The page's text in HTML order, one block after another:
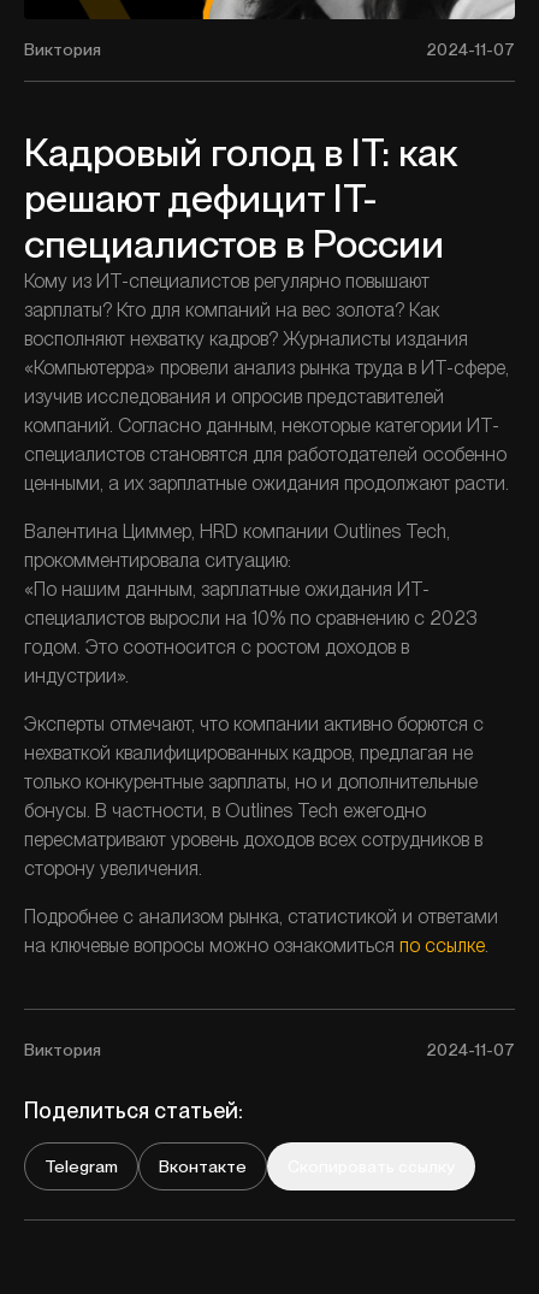
Виктория 2024-11-07
Кадровый голод в IT: как
решают дефицит IT-
специалистов в России
Кому из ИТ-специалистов регулярно повышают
зарплаты? Кто для компаний на вес золота? Как
восполняют нехватку кадров? Журналисты издания
«Компьютерра» провели анализ рынка труда в ИТ-сфере,
изучив исследования и опросив представителей
компаний. Согласно данным, некоторые категории ИТ-
специалистов становятся для работодателей особенно
ценными, а их зарплатные ожидания продолжают расти.
Валентина Циммер, HRD компании Outlines Tech,
прокомментировала ситуацию:
«По нашим данным, зарплатные ожидания ИТ-
специалистов выросли на 10% по сравнению с 2023
годом. Это соотносится с ростом доходов в
индустрии».
Эксперты отмечают, что компании активно борются с
нехваткой квалифицированных кадров, предлагая не
только конкурентные зарплаты, но и дополнительные
бонусы. В частности, в Outlines Tech ежегодно
пересматривают уровень доходов всех сотрудников в
сторону увеличения.
Подробнее с анализом рынка, статистикой и ответами
на ключевые вопросы можно ознакомиться по ссылке.
Виктория 2024-11-07
Поделиться статьей:
Telegram Вконтакте